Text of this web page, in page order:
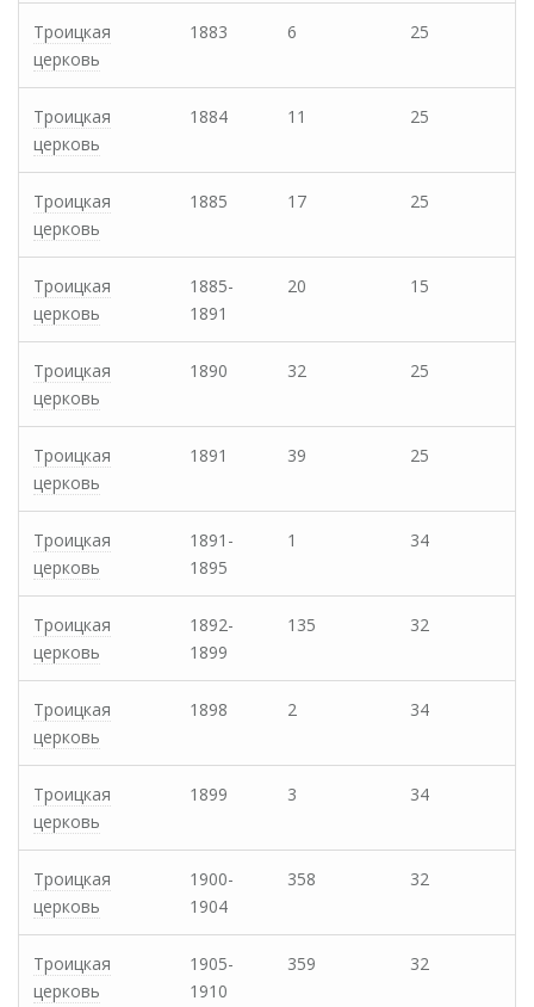
Троицкая
церковь
1883 6 25
Троицкая
церковь
1884 11 25
Троицкая
церковь
1885 17 25
Троицкая
церковь
1885-
1891
20 15
Троицкая
церковь
1890 32 25
Троицкая
церковь
1891 39 25
Троицкая
церковь
1891-
1895
1 34
Троицкая
церковь
1892-
1899
135 32
Троицкая
церковь
1898 2 34
Троицкая
церковь
1899 3 34
Троицкая
церковь
1900-
1904
358 32
Троицкая
церковь
1905-
1910
359 32